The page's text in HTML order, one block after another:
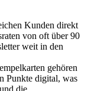
Kunden direkt
von oft über 90
weit in den
gehören
Punkte digital, was
die